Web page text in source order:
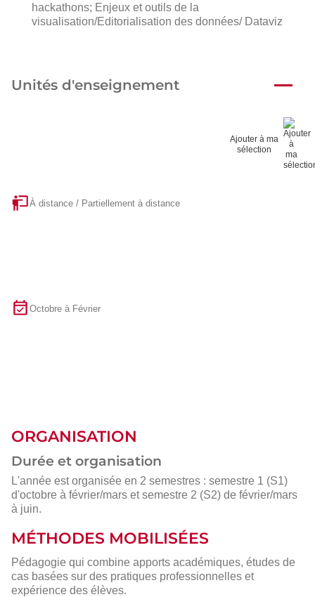
hackathons; Enjeux et outils de la
visualisation/Editorialisation des données/ Dataviz
Unités d'enseignement
Ajouter à ma
sélection
À distance / Partiellement à distance
Octobre à Février
ORGANISATION
Durée et organisation
L'année est organisée en 2 semestres : semestre 1 (S1)
d'octobre à février/mars et semestre 2 (S2) de février/mars
à juin.
MÉTHODES MOBILISÉES
Pédagogie qui combine apports académiques, études de
cas basées sur des pratiques professionnelles et
expérience des élèves.